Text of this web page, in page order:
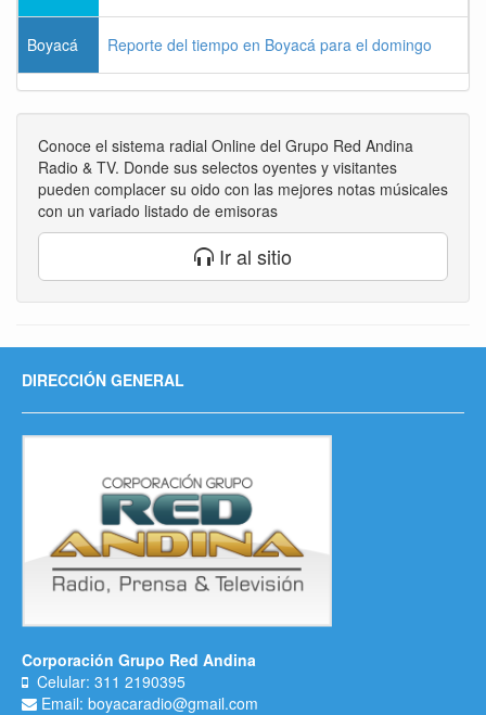
Boyacá Reporte del tiempo en Boyacá para el domingo
Conoce el sistema radial Online del Grupo Red Andina
Radio & TV. Donde sus selectos oyentes y visitantes
pueden complacer su oido con las mejores notas músicales
con un variado listado de emisoras
Ir al sitio
DIRECCIÓN GENERAL
Corporación Grupo Red Andina
Celular: 311 2190395
Email: boyacaradio@gmail.com